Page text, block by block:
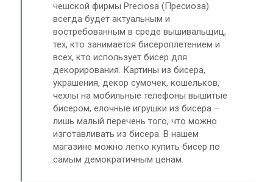
чешской фирмы Preciosa (Пресиоза)
всегда будет актуальным и
востребованным в среде вышивальщиц,
тех, кто занимается бисероплетением и
всех, кто использует бисер для
декорирования. Картины из бисера,
украшения, декор сумочек, кошельков,
чехлы на мобильные телефоны вышитые
бисером, елочные игрушки из бисера –
лишь малый перечень того, что можно
изготавливать из бисера. В нашем
магазине можно легко купить бисер по
самым демократичным ценам.